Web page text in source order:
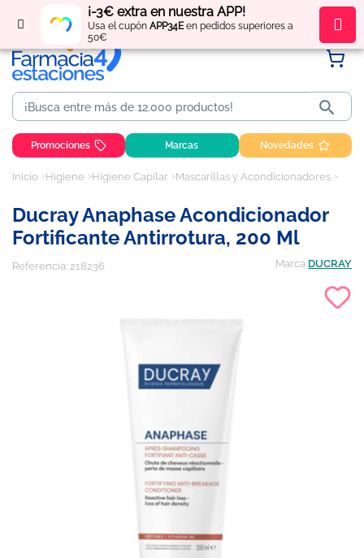
¡-3€ extra en nuestra APP!
Usa el cupón APP34Een pedidos superiores a
50€
Regístratey obténpuntos por tus compras

Promociones Marcas Novedades
Inicio Higiene Higiene Capilar Mascarillas y Acondicionadores
Ducray Anaphase Acondicionador
Fortificante Antirrotura, 200 Ml
Referencia: 218236 Marca DUCRAY